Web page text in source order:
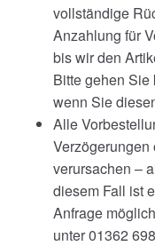
vollständige
Anzahlung für
bis wir den
Bitte gehen
wenn Sie
Alle
verursachen –
diesem Fall ist
Anfrage
unter 01362